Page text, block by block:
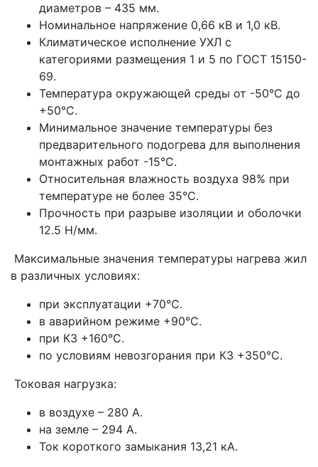
диаметров – 435 мм.
Номинальное напряжение 0,66 кВ и 1,0 кВ.
Климатическое исполнение УХЛ с
категориями размещения 1 и 5 по ГОСТ 15150-
69.
Температура окружающей среды от -50°С до
+50°С.
Минимальное значение температуры без
предварительного подогрева для выполнения
монтажных работ -15°С.
Относительная влажность воздуха 98% при
температуре не более 35°С.
Прочность при разрыве изоляции и оболочки
12.5 Н/мм.
Максимальные значения температуры нагрева жил
в различных условиях:
при эксплуатации +70°С.
в аварийном режиме +90°С.
при КЗ +160°С.
по условиям невозгорания при КЗ +350°С.
Токовая нагрузка:
в воздухе – 280 А.
на земле – 294 А.
Ток короткого замыкания 13,21 кА.